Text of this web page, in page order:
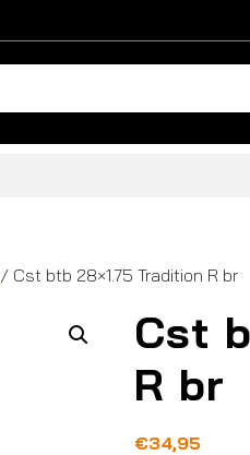
/ Cst btb 28×1.75 Tradition R br
Cst
R br
€34,95